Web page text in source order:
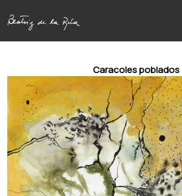
Accueil
Œuvres
Textes
Biographie
Caracoles poblados